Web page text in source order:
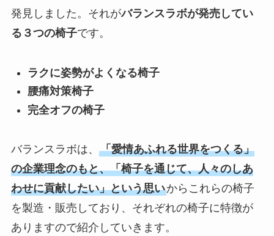
発見しました。それがバランスラボが発売してい
る３つの椅子です。
ラクに姿勢がよくなる椅子
腰痛対策椅子
完全オフの椅子
バランスラボは、 「愛情あふれる世界をつくる」
の企業理念のもと、「椅子を通じて、人々のしあ
わせに貢献したい」という思いからこれらの椅子
を製造・販売しており、それぞれの椅子に特徴が
ありますので紹介していきます。